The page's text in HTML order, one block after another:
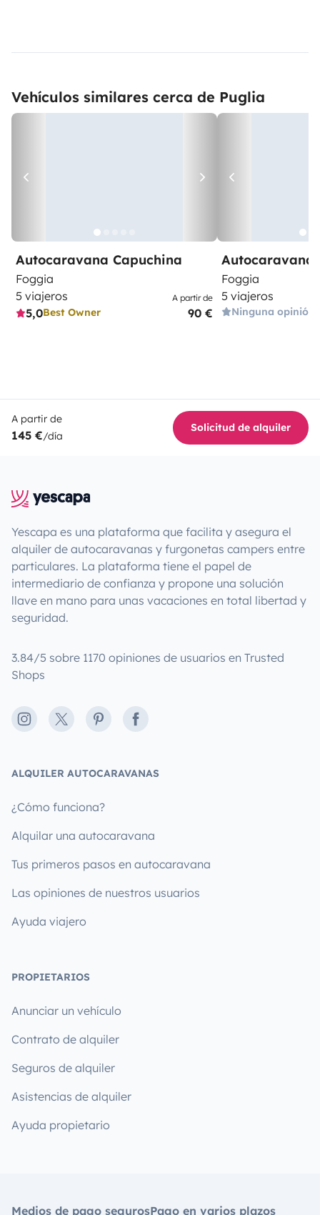
Vehículos similares cerca de Puglia
Autocaravana Capuchina
Foggia
5 viajeros
5,0Best Owner
A partir de
90 €
Autocaravana
Foggia
5 viajeros
Ninguna opinión
A partir de
145 €/día
Solicitud de alquiler
Yescapa es una plataforma que facilita y asegura el
alquiler de autocaravanas y furgonetas campers entre
particulares. La plataforma tiene el papel de
intermediario de confianza y propone una solución
llave en mano para unas vacaciones en total libertad y
seguridad.
3.84/5 sobre 1170 opiniones de usuarios en Trusted
Shops
Instagram
X PinterestFacebook
ALQUILER AUTOCARAVANAS
¿Cómo funciona?
Alquilar una autocaravana
Tus primeros pasos en autocaravana
Las opiniones de nuestros usuarios
Ayuda viajero
PROPIETARIOS
Anunciar un vehículo
Contrato de alquiler
Seguros de alquiler
Asistencias de alquiler
Ayuda propietario
Medios de pago segurosPago en varios plazos